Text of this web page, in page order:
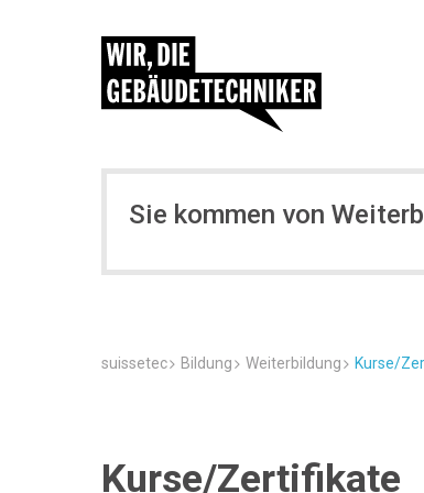
Sie kommen von
suissetec Bildung Weiterbildung Kurse/
Kurse/Zertifikate